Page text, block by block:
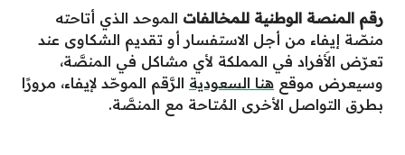
رقم المنصة الوطنية للمخالفات الموحد الذي أتاحته
منصّة إيفاء من أجل الاستفسار أو تقديم الشكاوى عند
تعرّض الأَفراد في المملكة لأي مشاكل في المنصَّة،
وسيعرض موقع هنا السعودية الرَّقم الموحّد لإيفاء، مرورًا
بطرق التواصل الأخرى المُتاحة مع المنصَّة.